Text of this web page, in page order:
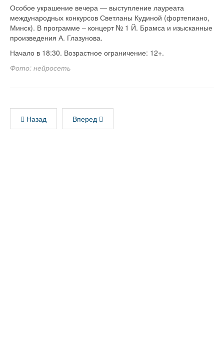
Особое украшение вечера — выступление лауреата
международных конкурсов Светланы Кудиной (фортепиано,
Минск). В программе – концерт № 1 Й. Брамса и изысканные
произведения А. Глазунова.
Начало в 18:30. Возрастное ограничение: 12+.
Фото: нейросеть
Назад Вперед